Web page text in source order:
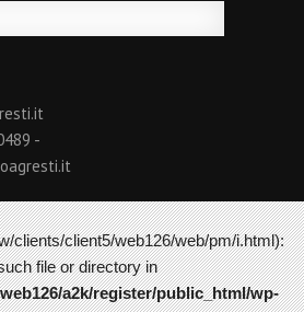
-
clients/client5/web126/web/pm/i.html):
file or directory in
a2k/register/public_html/wp-